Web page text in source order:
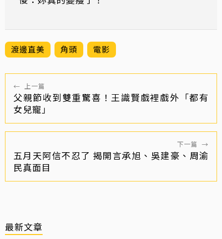
渡邊直美 角頭 電影
← 上一篇
父親節收到雙重驚喜！王識賢戲裡戲外「都有
女兒寵」
下一篇 →
五月天阿信不忍了 揭開言承旭、吳建豪、周渝
民真面目
最新文章